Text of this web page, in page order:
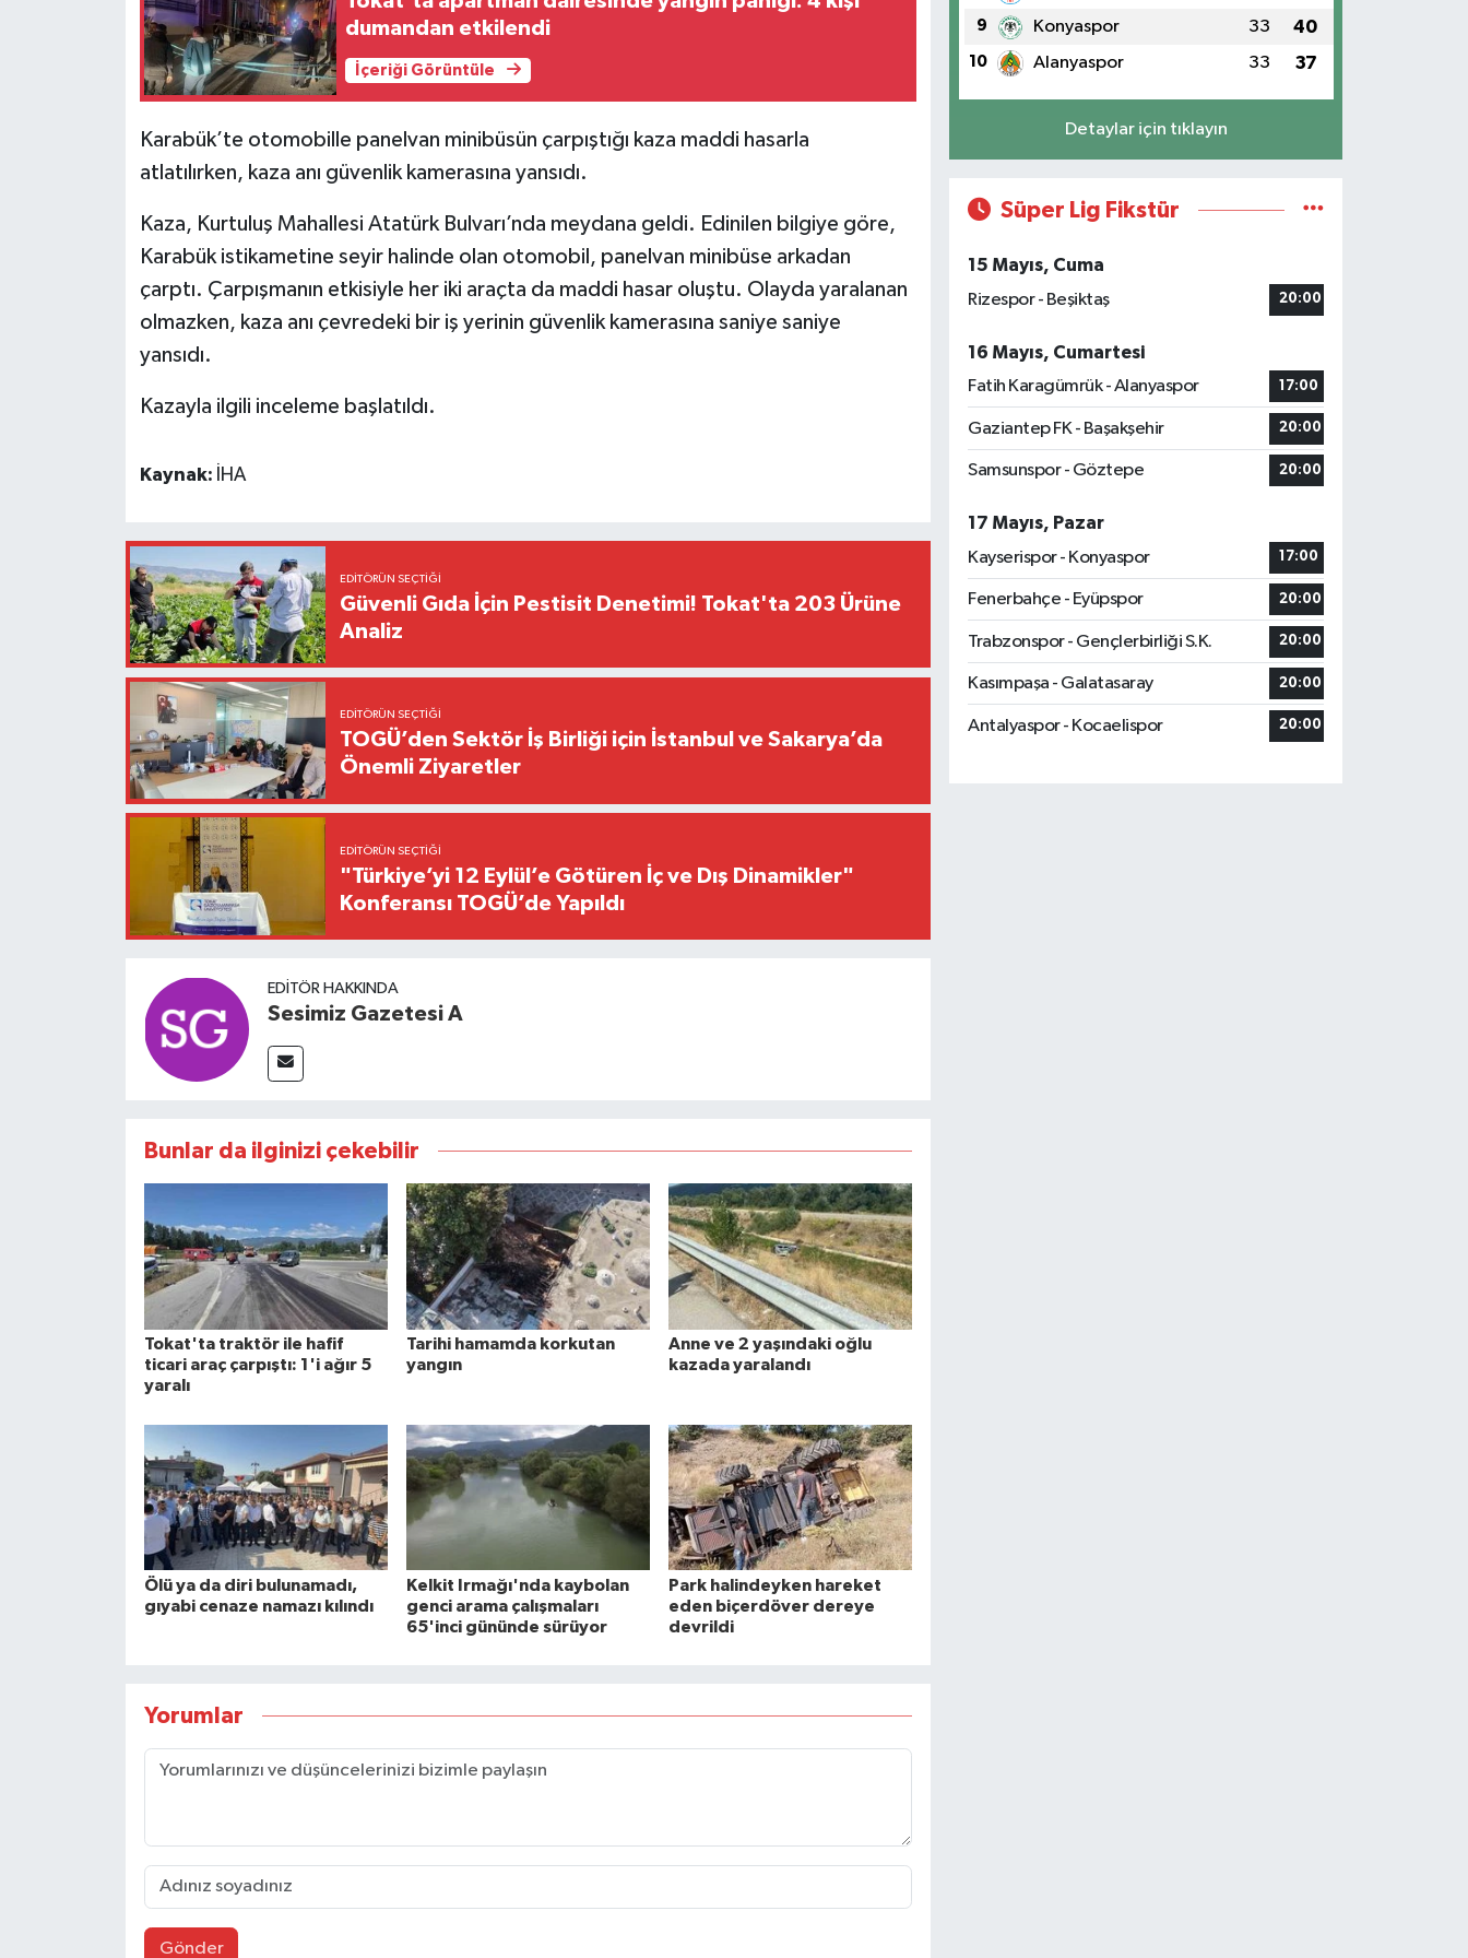
dumandan etkilendi
İçeriği Görüntüle
Karabük’te otomobille panelvan minibüsün çarpıştığı kaza maddi hasarla
atlatılırken, kaza anı güvenlik kamerasına yansıdı.
Kaza, Kurtuluş Mahallesi Atatürk Bulvarı’nda meydana geldi. Edinilen bilgiye göre,
Karabük istikametine seyir halinde olan otomobil, panelvan minibüse arkadan
çarptı. Çarpışmanın etkisiyle her iki araçta da maddi hasar oluştu. Olayda yaralanan
olmazken, kaza anı çevredeki bir iş yerinin güvenlik kamerasına saniye saniye
yansıdı.
Kazayla ilgili inceleme başlatıldı.
Kaynak: İHA
EDITÖRÜN SEÇTIĞI
Güvenli Gıda İçin Pestisit Denetimi! Tokat'ta 203 Ürüne
Analiz
EDITÖRÜN SEÇTIĞI
TOGÜ’den Sektör İş Birliği için İstanbul ve Sakarya’da
Önemli Ziyaretler
EDITÖRÜN SEÇTIĞI
"Türkiye’yi 12 Eylül’e Götüren İç ve Dış Dinamikler"
Konferansı TOGÜ’de Yapıldı
EDITÖR HAKKINDA
Sesimiz Gazetesi A
Bunlar da ilginizi çekebilir
Tokat'ta traktör ile hafif
ticari araç çarpıştı: 1'i ağır 5
yaralı
Tarihi hamamda korkutan
yangın
Anne ve 2 yaşındaki oğlu
kazada yaralandı
Ölü ya da diri bulunamadı,
gıyabi cenaze namazı kılındı
Kelkit Irmağı'nda kaybolan
genci arama çalışmaları
65'inci gününde sürüyor
Park halindeyken hareket
eden biçerdöver dereye
devrildi
Yorumlar
Gönder
9 Konyaspor 33 40
10 Alanyaspor 33 37
Detaylar için tıklayın
Süper Lig Fikstür
15 Mayıs, Cuma
Rizespor - Beşiktaş
20:00
16 Mayıs, Cumartesi
Fatih Karagümrük - Alanyaspor
17:00
Gaziantep FK - Başakşehir 20:00
Samsunspor - Göztepe 20:00
17 Mayıs, Pazar
Kayserispor - Konyaspor
17:00
Fenerbahçe - Eyüpspor 20:00
Trabzonspor - Gençlerbirliği S.K. 20:00
Kasımpaşa - Galatasaray 20:00
Antalyaspor - Kocaelispor 20:00